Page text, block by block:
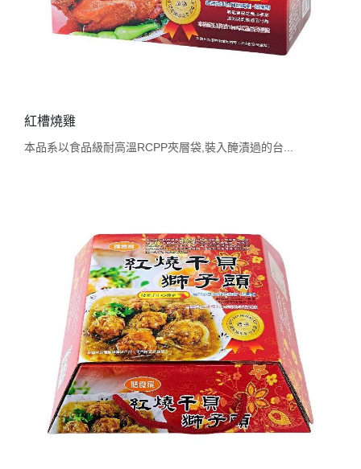
紅槽燒雞
本品系以食品級耐高溫RCPP夾層袋,裝入醃漬過的台...